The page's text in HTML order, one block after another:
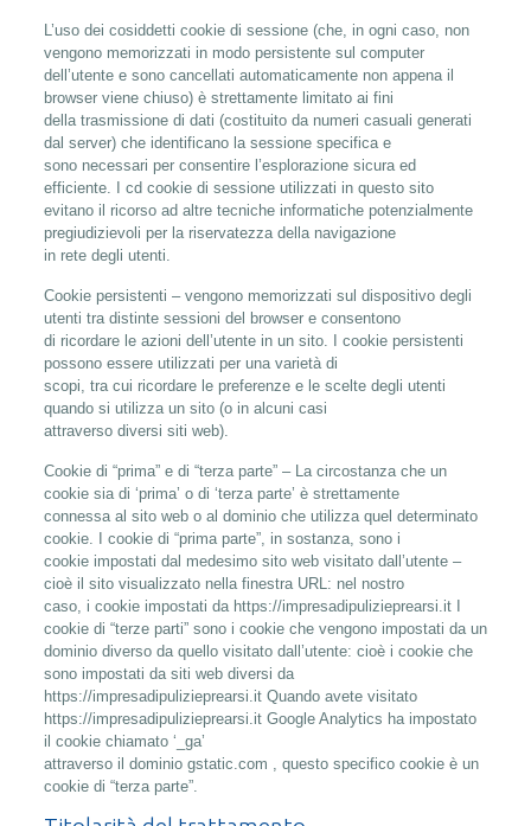
L’uso dei cosiddetti cookie di sessione (che, in ogni caso, non
vengono memorizzati in modo persistente sul computer
dell’utente e sono cancellati automaticamente non appena il
browser viene chiuso) è strettamente limitato ai fini
della trasmissione di dati (costituito da numeri casuali generati
dal server) che identificano la sessione specifica e
sono necessari per consentire l’esplorazione sicura ed
efficiente. I cd cookie di sessione utilizzati in questo sito
evitano il ricorso ad altre tecniche informatiche potenzialmente
pregiudizievoli per la riservatezza della navigazione
in rete degli utenti.
Cookie persistenti – vengono memorizzati sul dispositivo degli
utenti tra distinte sessioni del browser e consentono
di ricordare le azioni dell’utente in un sito. I cookie persistenti
possono essere utilizzati per una varietà di
scopi, tra cui ricordare le preferenze e le scelte degli utenti
quando si utilizza un sito (o in alcuni casi
attraverso diversi siti web).
Cookie di “prima” e di “terza parte” – La circostanza che un
cookie sia di ‘prima’ o di ‘terza parte’ è strettamente
connessa al sito web o al dominio che utilizza quel determinato
cookie. I cookie di “prima parte”, in sostanza, sono i
cookie impostati dal medesimo sito web visitato dall’utente –
cioè il sito visualizzato nella finestra URL: nel nostro
caso, i cookie impostati da https://impresadipulizieprearsi.it I
cookie di “terze parti” sono i cookie che vengono impostati da un
dominio diverso da quello visitato dall’utente: cioè i cookie che
sono impostati da siti web diversi da
https://impresadipulizieprearsi.it Quando avete visitato
https://impresadipulizieprearsi.it Google Analytics ha impostato
il cookie chiamato ‘_ga’
attraverso il dominio gstatic.com , questo specifico cookie è un
cookie di “terza parte”.